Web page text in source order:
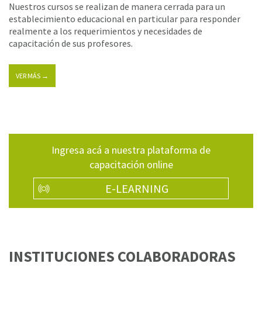
Nuestros cursos se realizan de manera cerrada para un
establecimiento educacional en particular para responder
realmente a los requerimientos y necesidades de
capacitación de sus profesores.
VER MÁS →
Ingresa acá a nuestra plataforma de
capacitación online
E-LEARNING
INSTITUCIONES COLABORADORAS